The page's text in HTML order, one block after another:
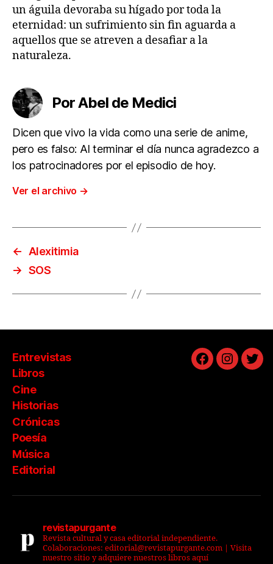
un águila devoraba su hígado por toda la
eternidad: un sufrimiento sin fin aguarda a
aquellos que se atreven a desafiar a la
naturaleza.
Por Abel de Medici
Dicen que vivo la vida como una serie de anime,
pero es falso: Al terminar el día nunca agradezco a
los patrocinadores por el episodio de hoy.
Ver el archivo →
← Alexitimia
→ SOS
Entrevistas
Libros
Cine
Historias
Crónicas
Poesía
Música
Editorial
Facebook
revistapurgante
Revista cultural y casa editorial independiente.
Colaboraciones: editorial@revistapurgante.com | Visita
nuestro sitio y adquiere nuestros libros aquí